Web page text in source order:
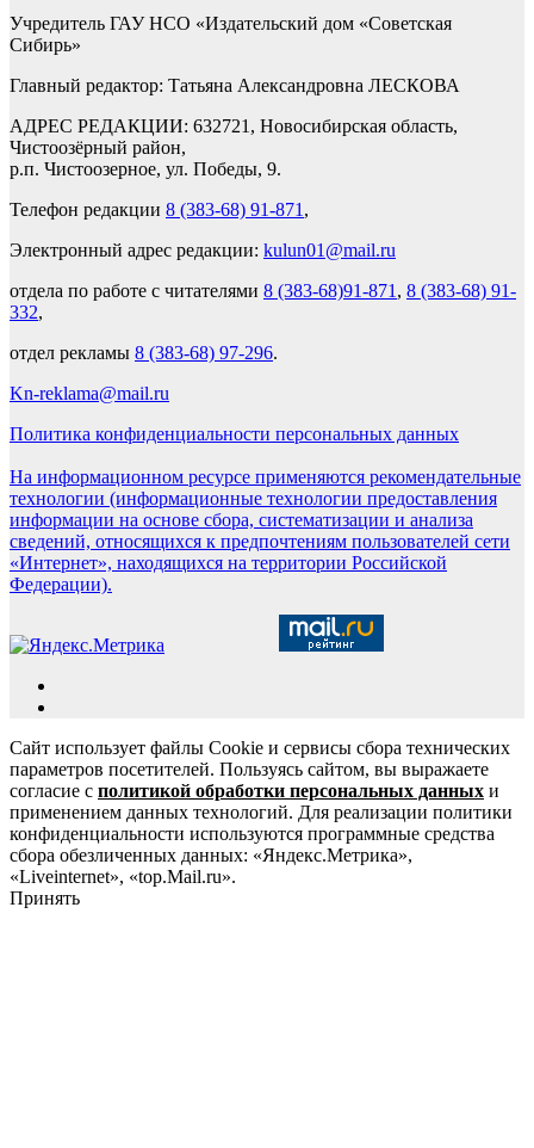
Учредитель ГАУ НСО «Издательский дом «Советская
Сибирь»
Главный редактор: Татьяна Александровна ЛЕСКОВА
АДРЕС РЕДАКЦИИ: 632721, Новосибирская область,
Чистоозёрный район,
р.п. Чистоозерное, ул. Победы, 9.
Телефон редакции 8 (383-68) 91-871 ,
Электронный адрес редакции: kulun01@mail.ru
отдела по работе с читателями 8 (383-68)91-871 , 8 (383-68) 91-
332,
отдел рекламы 8 (383-68) 97-296.
Kn-reklama@mail.ru
Политика конфиденциальности персональных данных
На информационном ресурсе применяются рекомендательные
технологии (информационные технологии предоставления
информации на основе сбора, систематизации и анализа
сведений, относящихся к предпочтениям пользователей сети
«Интернет», находящихся на территории Российской
Федерации).
Сайт использует файлы Cookie и сервисы сбора технических
параметров посетителей. Пользуясь сайтом, вы выражаете
согласие с политикой обработки персональных данных и
применением данных технологий. Для реализации политики
конфиденциальности используются программные средства
сбора обезличенных данных: «Яндекс.Метрика»,
«Liveinternet», «top.Mail.ru».
Принять